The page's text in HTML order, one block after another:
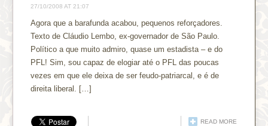
27/10/2008 AT 21:07
Agora que a barafunda acabou, pequenos reforçadores.
Texto de Cláudio Lembo, ex-governador de São Paulo.
Político a que muito admiro, quase um estadista – e do
PFL! Sim, sou capaz de elogiar até o PFL das poucas
vezes em que ele deixa de ser feudo-patriarcal, e é de
direita liberal. […]
READ MORE